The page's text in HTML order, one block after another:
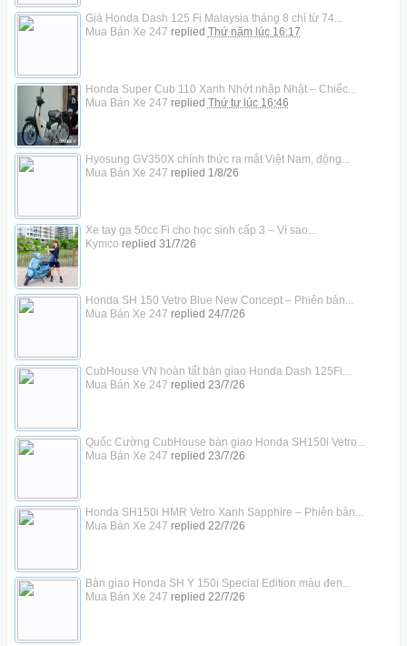
Giá Honda Dash 125 Fi Malaysia tháng 8 chỉ từ 74...
Mua Bán Xe 247 replied Thứ năm lúc 16:17
Honda Super Cub 110 Xanh Nhớt nhập Nhật – Chiếc...
Mua Bán Xe 247 replied Thứ tư lúc 16:46
Hyosung GV350X chính thức ra mắt Việt Nam, động...
Mua Bán Xe 247 replied 1/8/26
Xe tay ga 50cc Fi cho học sinh cấp 3 – Vì sao...
Kymco replied 31/7/26
Honda SH 150 Vetro Blue New Concept – Phiên bản...
Mua Bán Xe 247 replied 24/7/26
CubHouse VN hoàn tất bàn giao Honda Dash 125Fi...
Mua Bán Xe 247 replied 23/7/26
Quốc Cường CubHouse bàn giao Honda SH150i Vetro...
Mua Bán Xe 247 replied 23/7/26
Honda SH150i HMR Vetro Xanh Sapphire – Phiên bản...
Mua Bán Xe 247 replied 22/7/26
Bàn giao Honda SH Ý 150i Special Edition màu đen...
Mua Bán Xe 247 replied 22/7/26